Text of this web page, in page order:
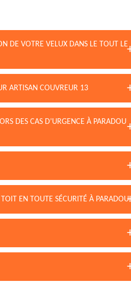
DE VOTRE VELUX DANS LE TOUT LE
ARTISAN COUVREUR 13
DES CAS D’URGENCE À PARADOU
EN TOUTE SÉCURITÉ À PARADOU